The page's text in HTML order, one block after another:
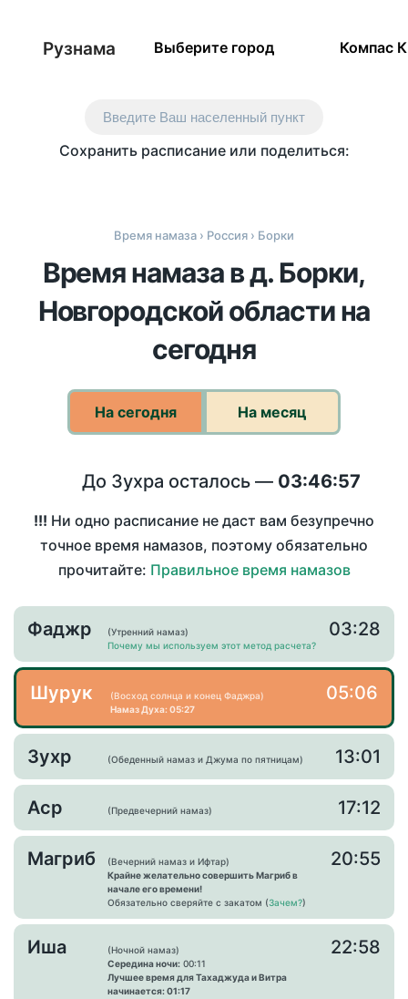
Рузнама Выберите город Компас
Введите Ваш населенный пункт
Сохранить расписание или поделиться:
Время намаза › Россия › Борки
Время намаза в д. Борки,
Новгородской области на
сегодня
На сегодня На месяц
До Зухра осталось — 03:46:57
!!! Ни одно расписание не даст вам безупречно
точное время намазов, поэтому обязательно
прочитайте: Правильное время намазов
Фаджр
(Утренний намаз)
Почему мы используем этот метод расчета?
03:28
Шурук
(Восход солнца и конец Фаджра)
Намаз Духа: 05:27
05:06
Зухр (Обеденный намаз и Джума по пятницам) 13:01
Аср (Предвечерний намаз) 17:12
Магриб
(Вечерний намаз и Ифтар)
Крайне желательно совершить Магриб в
начале его времени!
Обязательно сверяйте с закатом (Зачем?)
20:55
Иша
(Ночной намаз)
Середина ночи: 00:11
Лучшее время для Тахаджуда и Витра
начинается: 01:17
22:58